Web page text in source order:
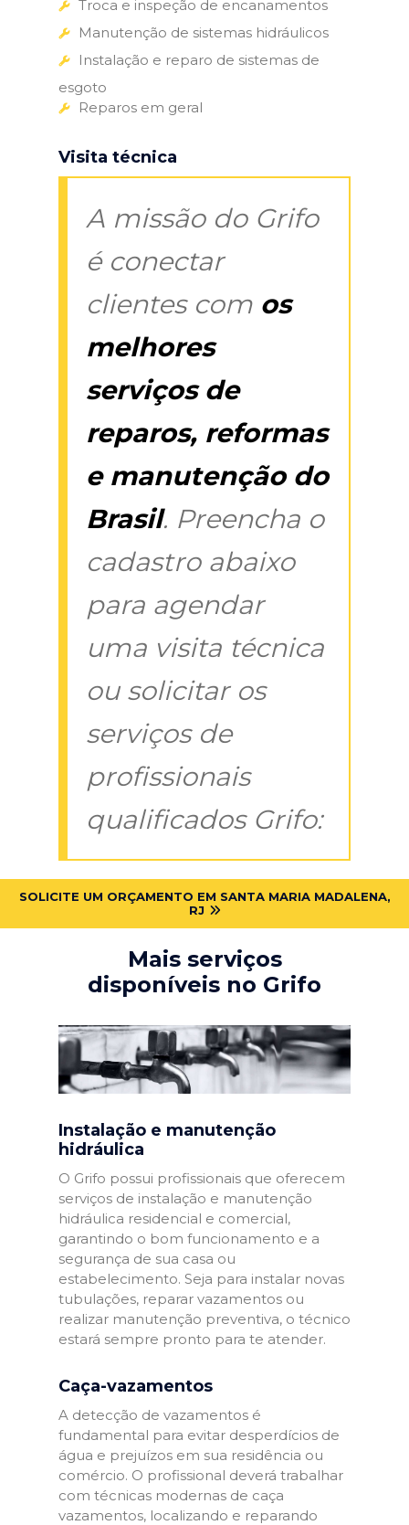
Troca e inspeção de encanamentos
Manutenção de sistemas hidráulicos
Instalação e reparo de sistemas de
esgoto
Reparos em geral
Visita técnica
A missão do Grifo
é conectar
clientes com os
melhores
serviços de
reparos, reformas
e manutenção do
Brasil. Preencha o
cadastro abaixo
para agendar
uma visita técnica
ou solicitar os
serviços de
profissionais
qualificados Grifo:
SOLICITE UM ORÇAMENTO EM SANTA MARIA MADALENA,
RJ
Mais serviços
disponíveis no Grifo
Instalação e manutenção
hidráulica
O Grifo possui profissionais que oferecem
serviços de instalação e manutenção
hidráulica residencial e comercial,
garantindo o bom funcionamento e a
segurança de sua casa ou
estabelecimento. Seja para instalar novas
tubulações, reparar vazamentos ou
realizar manutenção preventiva, o técnico
estará sempre pronto para te atender.
Caça-vazamentos
A detecção de vazamentos é
fundamental para evitar desperdícios de
água e prejuízos em sua residência ou
comércio. O profissional deverá trabalhar
com técnicas modernas de caça
vazamentos, localizando e reparando